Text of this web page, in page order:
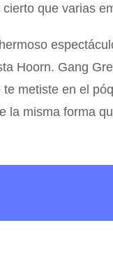
que varias
Hoorn. Gang
metiste en el
misma forma